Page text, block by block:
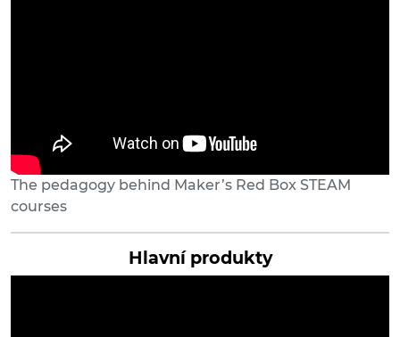
The pedagogy behind Maker’s Red Box STEAM
courses
Hlavní produkty